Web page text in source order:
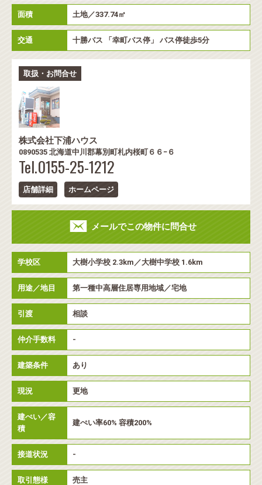
面積 土地／337.74㎡
交通 十勝バス 「幸町バス停」 バス停徒歩5分
取扱・お問合せ
株式会社下浦ハウス
0890535 北海道中川郡幕別町札内桜町６６−６
Tel.0155-25-1212
店舗詳細 ホームページ
メールでこの物件に問合せ
学校区 大樹小学校 2.3km／大樹中学校 1.6km
用途／地目 第一種中高層住居専用地域／宅地
引渡 相談
仲介手数料 -
建築条件 あり
現況 更地
建ぺい／容
積
建ぺい率60% 容積200%
接道状況 -
取引態様 売主